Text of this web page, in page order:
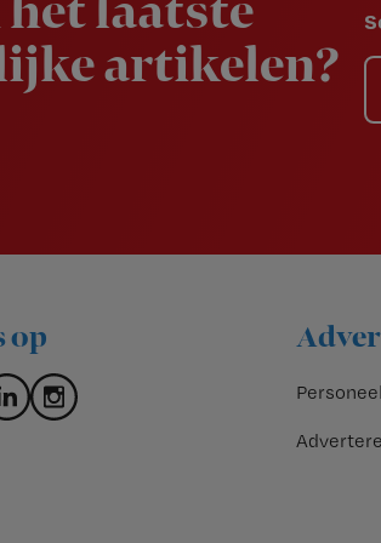
laatste
artikelen?
op